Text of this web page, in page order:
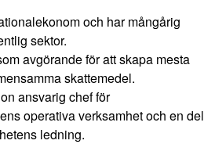
och har mångårig
sektor.
avgörande för att skapa mesta
skattemedel.
ansvarig chef för
operativa verksamhet och en del
ledning.